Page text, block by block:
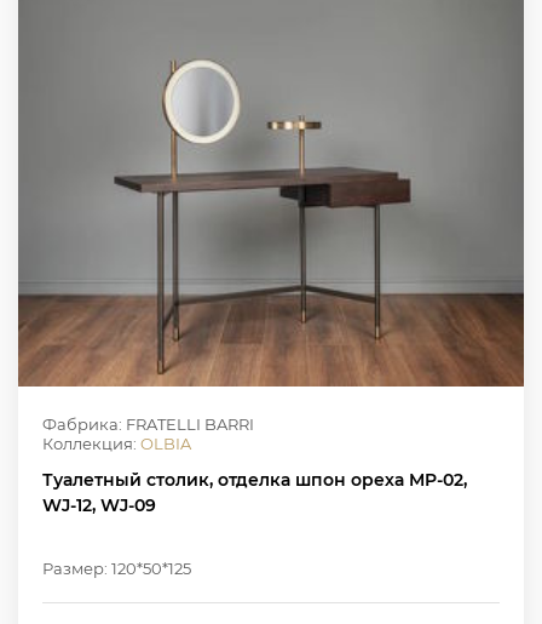
Фабрика: FRATELLI BARRI
Коллекция: OLBIA
Туалетный столик, отделка шпон ореха MP-02,
WJ-12, WJ-09
Размер: 120*50*125